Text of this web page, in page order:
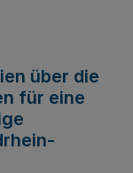
über die
für eine